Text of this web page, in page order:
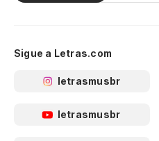
Sigue a Letras.com
letrasmusbr
letrasmusbr